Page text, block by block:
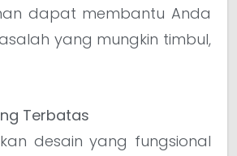
dapat membantu Anda
yang mungkin timbul,
Terbatas
desain yang fungsional